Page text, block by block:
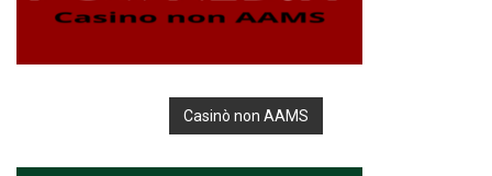
Casinò non AAMS